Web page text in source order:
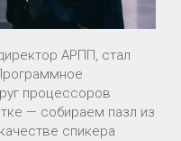
АРПП, стал
процессоров
— собираем пазл из
спикера